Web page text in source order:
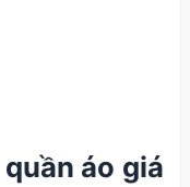
áo giá